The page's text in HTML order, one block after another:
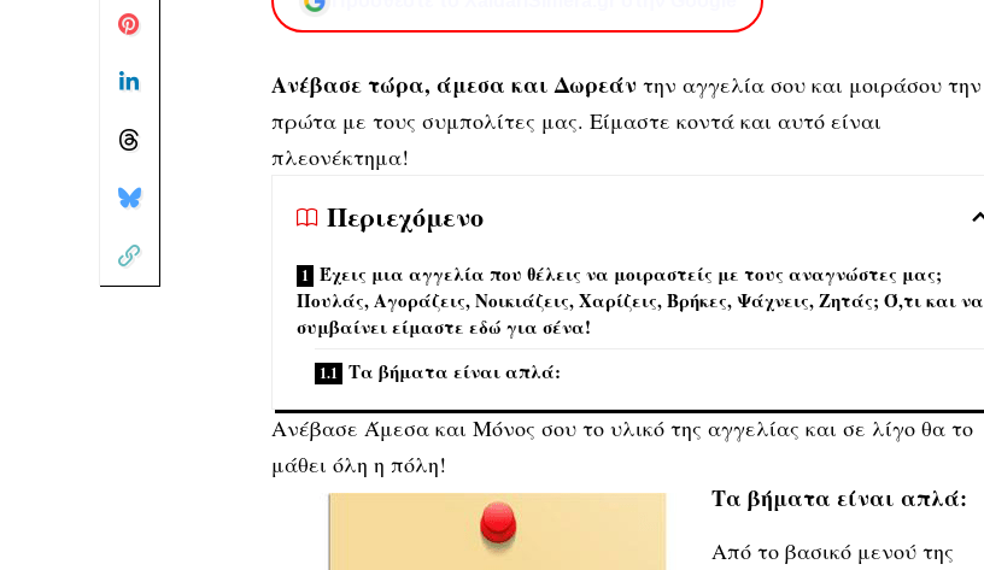
Ανέβασε τώρα, άμεσα και Δωρεάν την αγγελία σου και μοιράσου την
πρώτα με τους συμπολίτες μας. Είμαστε κοντά και αυτό είναι
πλεονέκτημα!
Περιεχόμενο
Έχεις μια αγγελία που θέλεις να μοιραστείς με τους αναγνώστες μας;
Πουλάς, Αγοράζεις, Νοικιάζεις, Χαρίζεις, Βρήκες, Ψάχνεις, Ζητάς; Ό,τι και να
συμβαίνει είμαστε εδώ για σένα!
Τα βήματα είναι απλά:
Ανέβασε Άμεσα και Μόνος σου το υλικό της αγγελίας και σε λίγο θα το
μάθει όλη η πόλη!
Τα βήματα είναι απλά:
Από το βασικό μενού της